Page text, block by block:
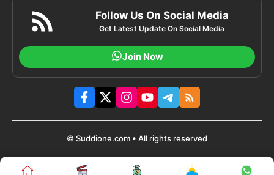
Follow Us On Social Media
Get Latest Update On Social Media
Join Now
© Suddione.com • All rights reserved